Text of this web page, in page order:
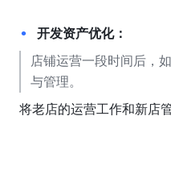
开发资产优化：
店铺运营一段时间后，
与管理。
将老店的运营工作和新店